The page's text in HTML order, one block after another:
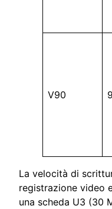
V90
La velocità di
registrazione video
una scheda U3 (30